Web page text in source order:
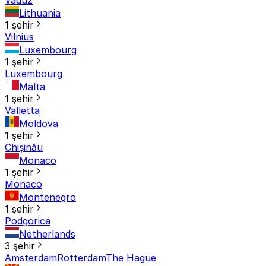
Lithuania
1 şehir
Vilnius
Luxembourg
1 şehir
Luxembourg
Malta
1 şehir
Valletta
Moldova
1 şehir
Chișinău
Monaco
1 şehir
Monaco
Montenegro
1 şehir
Podgorica
Netherlands
3 şehir
AmsterdamRotterdamThe Hague